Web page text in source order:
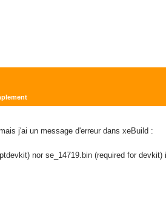
j'ai un message d'erreur dans xeBuild :
nor se_14719.bin (required for